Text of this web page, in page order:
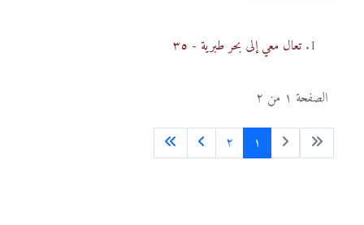
تعال معي إلى بحر طبرية - ٣٥
الصفحة ١ من ٢
١
٢